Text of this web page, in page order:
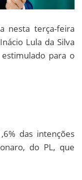
nesta terça-feira
Lula da Silva
para o
das intenções
do PL, que